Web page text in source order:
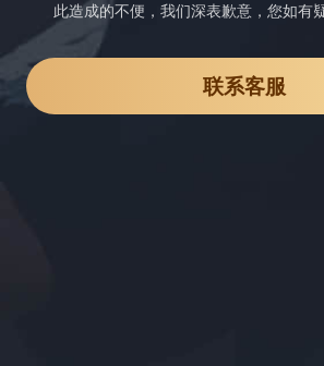
此造成的不便，我们深表歉意，您如有
联系客服